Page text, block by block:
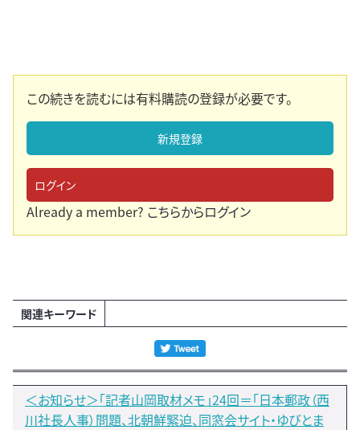
この続きを読むには有料購読の登録が必要です。
新規登録
ログイン
Already a member? こちらからログイン
関連キーワード
＜お知らせ＞「記者山岡取材メモ」24回＝「日本郵政（西
川社長人事）問題、北朝鮮緊迫、同窓会サイト・ゆびとま